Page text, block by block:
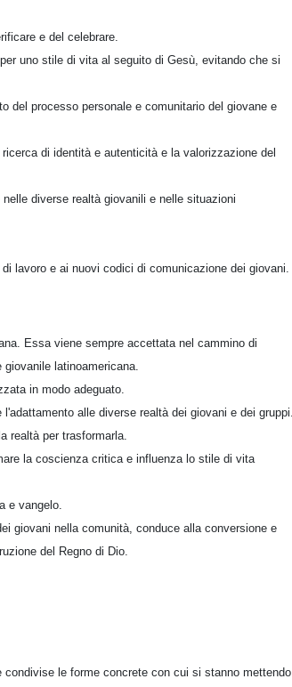
e del celebrare.
uno stile di vita al seguito di Gesù, evitando che si
del processo personale e comunitario del giovane e
di identità e autenticità e la valorizzazione del
diverse realtà giovanili e nelle situazioni
lavoro e ai nuovi codici di comunicazione dei giovani.
Essa viene sempre accettata nel cammino di
latinoamericana.
in modo adeguato.
alle diverse realtà dei giovani e dei gruppi.
realtà per trasformarla.
la coscienza critica e influenza lo stile di vita
e vangelo.
giovani nella comunità, conduce alla conversione e
del Regno di Dio.
le forme concrete con cui si stanno mettendo